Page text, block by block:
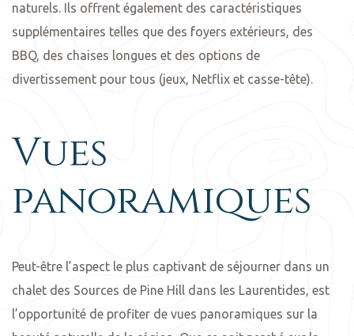
naturels. Ils offrent également des caractéristiques
supplémentaires telles que des foyers extérieurs, des
BBQ, des chaises longues et des options de
divertissement pour tous (jeux, Netflix et casse-tête).
Vues
panoramiques
Peut-être l’aspect le plus captivant de séjourner dans un
chalet des Sources de Pine Hill dans les Laurentides, est
l’opportunité de profiter de vues panoramiques sur la